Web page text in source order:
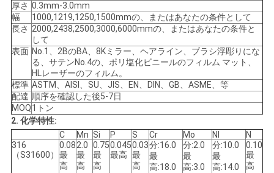
ニ
ュ
ス
場
合
厚さ 0.3mm-3.0mm
幅
1000,1219,1250,1500mmの、またはあなたの条件として
長さ 2000,2438,2500,3000,6000mmの、またはあなたの条件と
して
表面 No.1、2BのBA、8Kミラー、ヘアライン、ブラシ浮彫りにな
る、サテンNo.4の、ポリ塩化ビニールのフィルム マット、
HLレーザーのフィルム。
標準 ASTM、AISI、SU、JIS、EN、DIN、GB、ASME、等
配達 順序を確認した後5-7日
MOQ1トン
2. 化学特性:
C
Mn Si P S Cr Mo NI
N
316
（S31600）
0.08
最
高
2.0
最
高
0.75
最
高
0.045
最高
0.03
最
高
分:16.0
最
高:18.0
分:2.0
最
高:3.0
分:10.0
最
高:14.0
0.10
最
高